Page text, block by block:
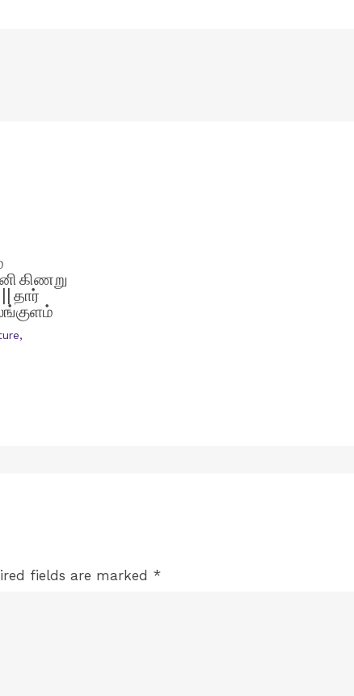
கிணறு
தார்
,
fields are marked *